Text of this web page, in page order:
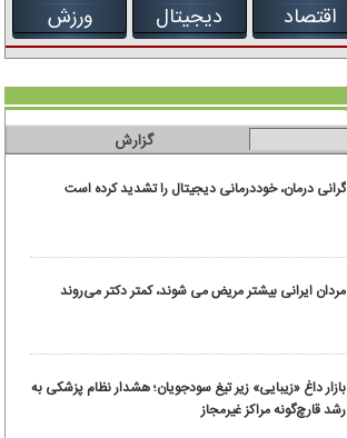
اقتصاد دیجیتال ورزش
گزارش
گرانی درمان، خوددرمانی دیجیتال را تشدید کرده است
مردان ایرانی بیشتر مریض می شوند، کمتر دکتر می‌روند
بازار داغ «زیبایی» زیر تیغ سودجویان؛ هشدار نظام پزشکی به
رشد قارچ‌گونه مراکز غیرمجاز